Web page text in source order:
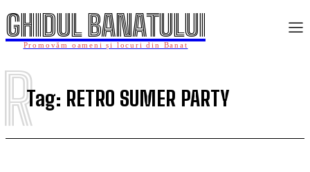
GHIDUL BANATULUI
Promovăm oameni și locuri din Banat
Tag: RETRO SUMER PARTY
R